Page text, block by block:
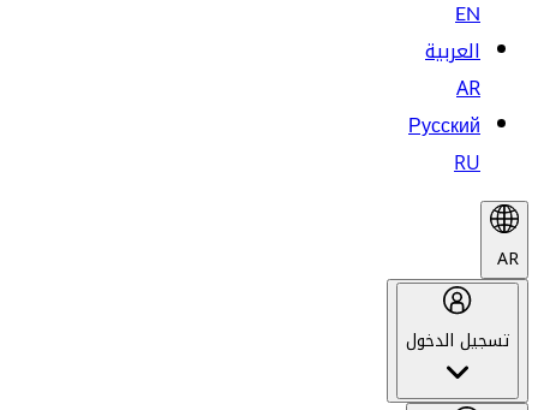
EN
العربية
AR
Русский
RU
AR
تسجيل الدخول